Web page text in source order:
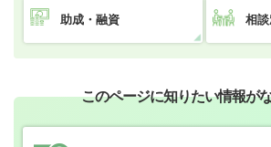
助成・融資 相
このページに知りたい情報が